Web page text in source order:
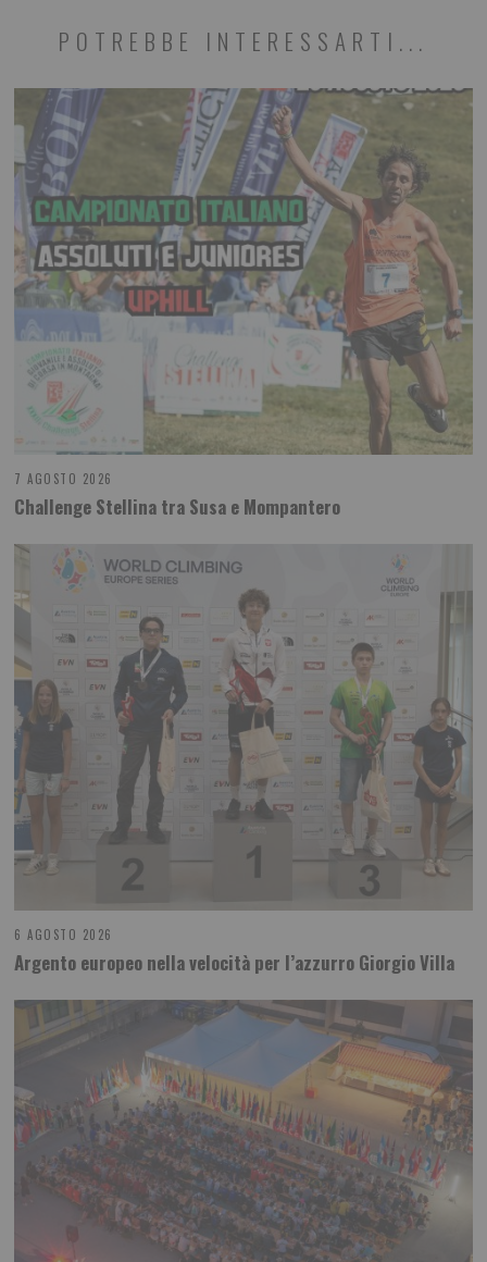
POTREBBE INTERESSARTI...
7 AGOSTO 2026
Challenge Stellina tra Susa e Mompantero
6 AGOSTO 2026
Argento europeo nella velocità per l’azzurro Giorgio Villa